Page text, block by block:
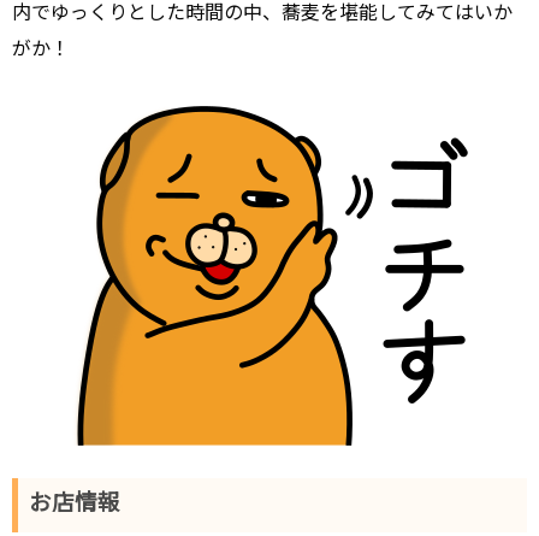
内でゆっくりとした時間の中、蕎麦を堪能してみてはいか
がか！
お店情報